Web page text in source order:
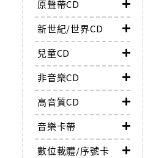
原聲帶CD
新世紀/世界CD
兒童CD
非音樂CD
高音質CD
音樂卡帶
數位載體/序號卡